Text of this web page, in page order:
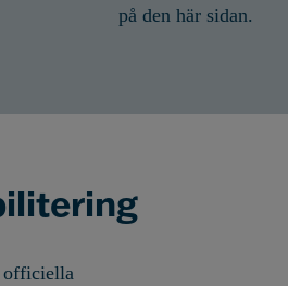
på den här sidan.
officiella